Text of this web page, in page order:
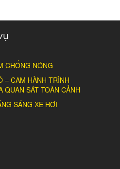
CHỐNG NÓNG
– CAM HÀNH TRÌNH
QUAN SÁT TOÀN CẢNH
SÁNG XE HƠI